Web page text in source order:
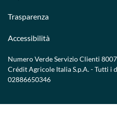
Trasparenza
Accessibilità
Numero Verde Servizio Clienti
Crédit Agricole Italia S.p.A. - Tutti i
02886650346